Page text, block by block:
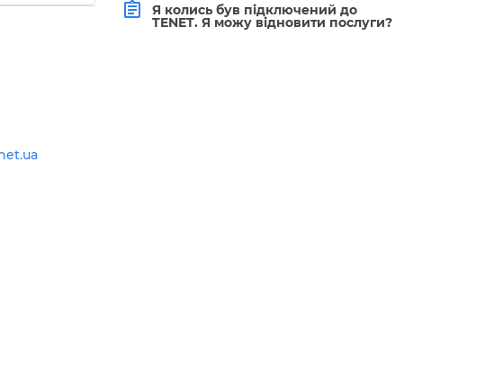
Я колись був підключений до
TENET. Я можу відновити послуги?